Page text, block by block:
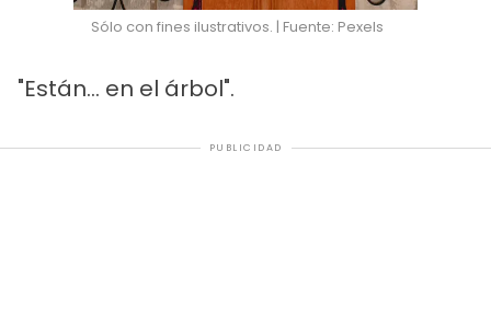
Sólo con fines ilustrativos. | Fuente: Pexels
"Están... en el árbol".
PUBLICIDAD